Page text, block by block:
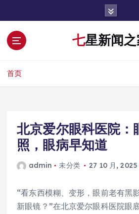
七星新闻
首页
北京爱尔眼科医院：
照，眼病早知道
admin 未分类 27 10 月, 2025
“看东西模糊、变形，眼前老有黑
新眼镜？”在北京爱尔眼科医院眼